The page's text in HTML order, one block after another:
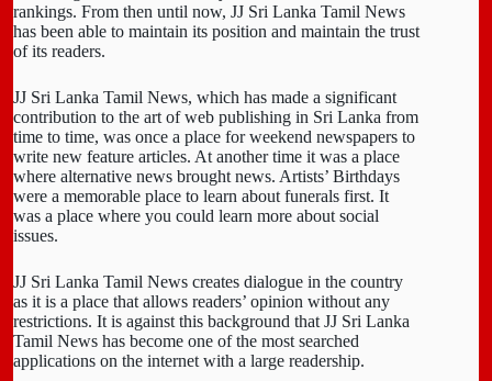
rankings. From then until now, JJ Sri Lanka Tamil News
has been able to maintain its position and maintain the trust
of its readers.
JJ Sri Lanka Tamil News, which has made a significant
contribution to the art of web publishing in Sri Lanka from
time to time, was once a place for weekend newspapers to
write new feature articles. At another time it was a place
where alternative news brought news. Artists’ Birthdays
were a memorable place to learn about funerals first. It
was a place where you could learn more about social
issues.
JJ Sri Lanka Tamil News creates dialogue in the country
as it is a place that allows readers’ opinion without any
restrictions. It is against this background that JJ Sri Lanka
Tamil News has become one of the most searched
applications on the internet with a large readership.